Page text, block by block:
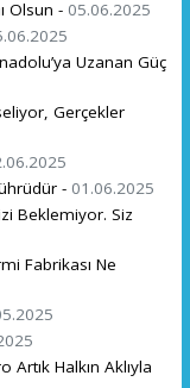
Olsun - 05.06.2025
Uzanan Güç
Gerçekler
- 01.06.2025
Beklemiyor. Siz
Fabrikası Ne
Artık Halkın Aklıyla